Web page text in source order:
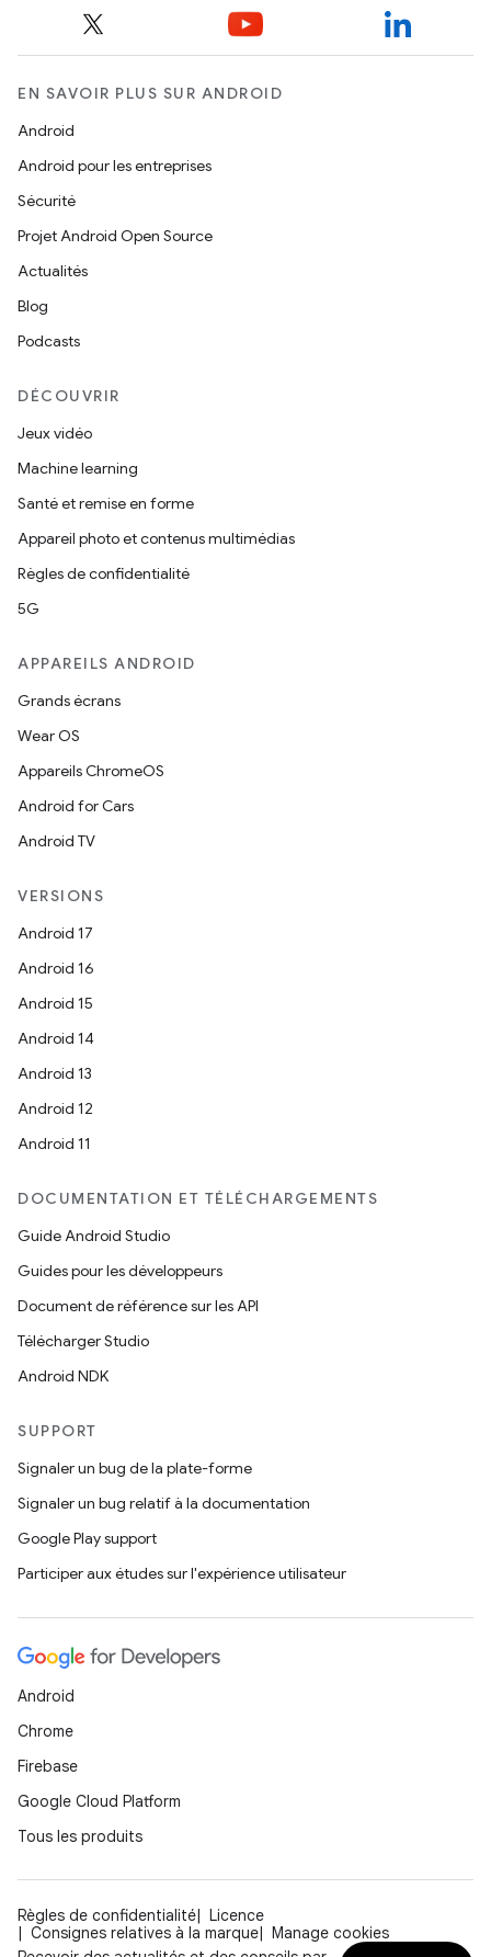
EN SAVOIR PLUS SUR ANDROID
Android
Android pour les entreprises
Sécurité
Projet Android Open Source
Actualités
Blog
Podcasts
DÉCOUVRIR
Jeux vidéo
Machine learning
Santé et remise en forme
Appareil photo et contenus multimédias
Règles de confidentialité
5G
APPAREILS ANDROID
Grands écrans
Wear OS
Appareils ChromeOS
Android for Cars
Android TV
VERSIONS
Android 17
Android 16
Android 15
Android 14
Android 13
Android 12
Android 11
DOCUMENTATION ET TÉLÉCHARGEMENTS
Guide Android Studio
Guides pour les développeurs
Document de référence sur les API
Télécharger Studio
Android NDK
SUPPORT
Signaler un bug de la plate-forme
Signaler un bug relatif à la documentation
Google Play support
Participer aux études sur l'expérience utilisateur
Android
Chrome
Firebase
Google Cloud Platform
Tous les produits
Règles de confidentialité
Licence
Consignes relatives à la marque
Manage cookies